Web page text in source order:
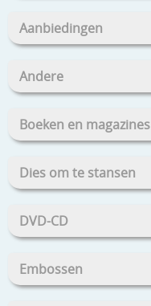
Aanbiedingen
Andere
Boeken en magazines
Dies om te stansen
DVD-CD
Embossen